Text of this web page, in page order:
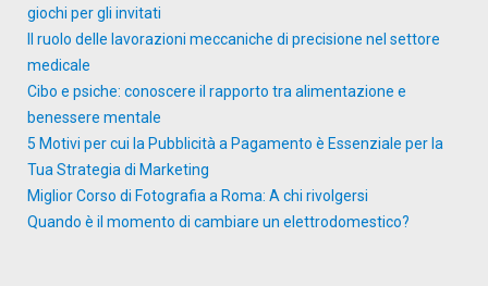
giochi per gli invitati
Il ruolo delle lavorazioni meccaniche di precisione nel settore
medicale
Cibo e psiche: conoscere il rapporto tra alimentazione e
benessere mentale
5 Motivi per cui la Pubblicità a Pagamento è Essenziale per la
Tua Strategia di Marketing
Miglior Corso di Fotografia a Roma: A chi rivolgersi
Quando è il momento di cambiare un elettrodomestico?